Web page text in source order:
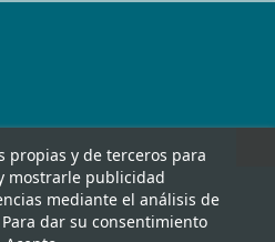
propias y de terceros para
mostrarle publicidad
mediante el análisis de
dar su consentimiento